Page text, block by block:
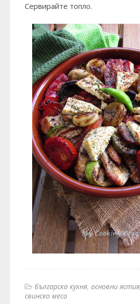
Сервирайте топло.
българска кухня основни ястия
свинско месо